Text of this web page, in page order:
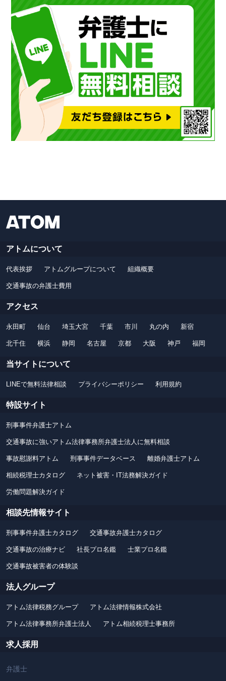
アトムについて
代表挨拶 アトムグループについて 組織概要
交通事故の弁護士費用
アクセス
永田町 仙台 埼玉大宮 千葉 市川 丸の内 新宿
北千住 横浜 静岡 名古屋 京都 大阪 神戸 福岡
当サイトについて
LINEで無料法律相談 プライバシーポリシー 利用規約
特設サイト
刑事事件弁護士アトム
交通事故に強いアトム法律事務所弁護士法人に無料相談
事故慰謝料アトム 刑事事件データベース 離婚弁護士アトム
相続税理士カタログ ネット被害・IT法務解決ガイド
労働問題解決ガイド
相談先情報サイト
刑事事件弁護士カタログ 交通事故弁護士カタログ
交通事故の治療ナビ 社長プロ名鑑 士業プロ名鑑
交通事故被害者の体験談
法人グループ
アトム法律税務グループ アトム法律情報株式会社
アトム法律事務所弁護士法人 アトム相続税理士事務所
求人採用
弁護士